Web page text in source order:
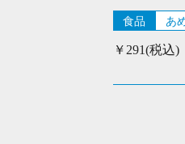
食品 あ
￥291(税込)